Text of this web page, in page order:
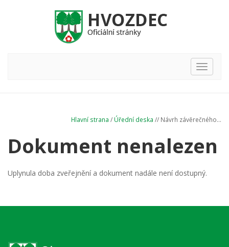
Hlavní
nabídka
Hlavní strana / Úřední deska // Návrh závěrečného...
Dokument nenalezen
Uplynula doba zveřejnění a dokument nadále není dostupný.